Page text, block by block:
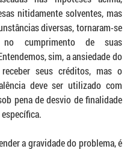
nitidamente solventes, mas
diversas, tornaram-se
no cumprimento de suas
sim, a ansiedade do
seus créditos, mas o
deve ser utilizado com
pena de desvio de finalidade
a gravidade do problema, é